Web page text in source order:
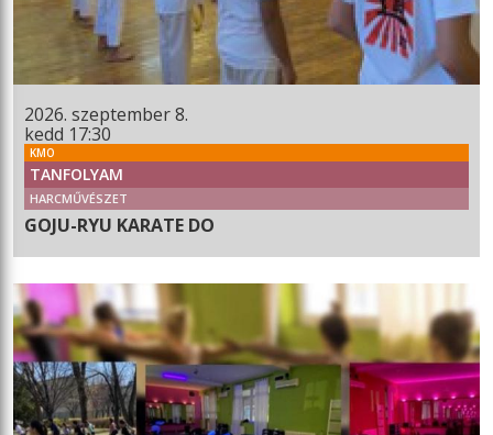
2026. szeptember 8.
kedd 17:30
KMO
TANFOLYAM
HARCMŰVÉSZET
GOJU-RYU KARATE DO